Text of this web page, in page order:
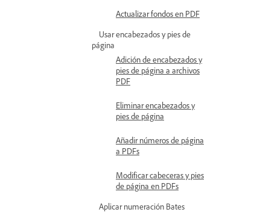
Actualizar fondos en PDF
Usar encabezados y pies de
página
Adición de encabezados y
pies de página a archivos
PDF
Eliminar encabezados y
pies de página
Añadir números de página
a PDFs
Modificar cabeceras y pies
de página en PDFs
Aplicar numeración Bates